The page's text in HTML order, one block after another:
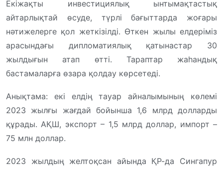
Екіжақты инвестициялық ынтымақтастық
айтарлықтай өсуде, түрлі бағыттарда жоғары
нәтижелерге қол жеткізілді. Өткен жылы елдеріміз
арасындағы дипломатиялық қатынастар 30
жылдығын атап өтті. Тараптар жаһандық
бастамаларға өзара қолдау көрсетеді.
Анықтама: екі елдің тауар айналымының көлемі
2023 жылғы жағдай бойынша 1,6 млрд долларды
құрады. АҚШ, экспорт – 1,5 млрд доллар, импорт –
75 млн доллар.
2023 жылдың желтоқсан айында ҚР-да Сингапур